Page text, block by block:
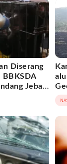
Diserang
BBKSDA
Jebak